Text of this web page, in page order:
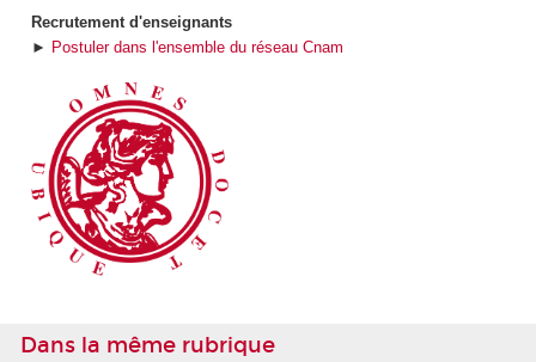
Recrutement d'enseignants
► Postuler dans l'ensemble du réseau Cnam
Dans la même rubrique